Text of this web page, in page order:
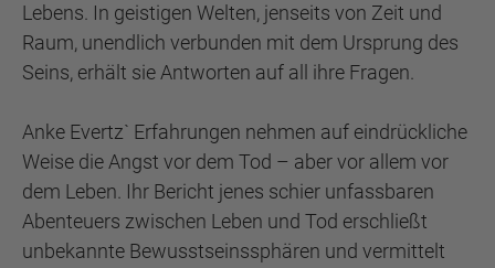
Lebens. In geistigen Welten, jenseits von Zeit und
Raum, unendlich verbunden mit dem Ursprung des
Seins, erhält sie Antworten auf all ihre Fragen.
Anke Evertz` Erfahrungen nehmen auf eindrückliche
Weise die Angst vor dem Tod – aber vor allem vor
dem Leben. Ihr Bericht jenes schier unfassbaren
Abenteuers zwischen Leben und Tod erschließt
unbekannte Bewusstseinssphären und vermittelt